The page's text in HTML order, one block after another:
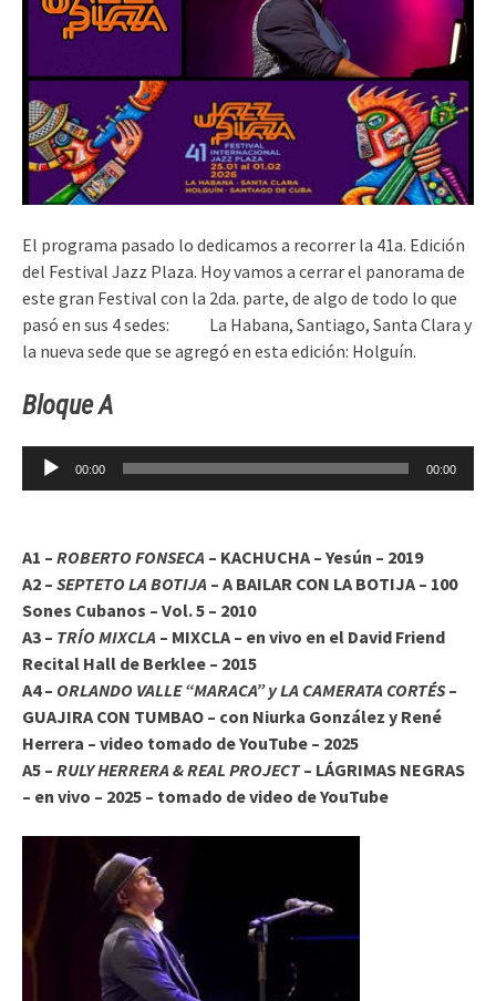
El programa pasado lo dedicamos a recorrer la 41a. Edición
del Festival Jazz Plaza. Hoy vamos a cerrar el panorama de
este gran Festival con la 2da. parte, de algo de todo lo que
pasó en sus 4 sedes: La Habana, Santiago, Santa Clara y
la nueva sede que se agregó en esta edición: Holguín.
Bloque A
Reproductor
00:00 00:00
A1 – ROBERTO FONSECA – KACHUCHA – Yesún – 2019
A2 – SEPTETO LA BOTIJA – A BAILAR CON LA BOTIJA – 100
Sones Cubanos – Vol. 5 – 2010
A3 – TRÍO MIXCLA – MIXCLA – en vivo en el David Friend
Recital Hall de Berklee – 2015
A4 – ORLANDO VALLE “MARACA” y LA CAMERATA CORTÉS–
GUAJIRA CON TUMBAO – con Niurka González y René
Herrera – video tomado de YouTube – 2025
A5 – RULY HERRERA & REAL PROJECT– LÁGRIMAS NEGRAS
– en vivo – 2025 – tomado de video de YouTube